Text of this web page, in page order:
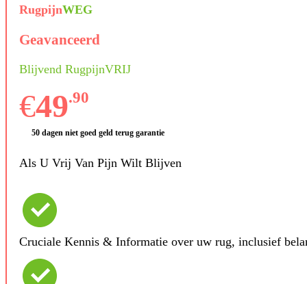
RugpijnWEG
Geavanceerd
Blijvend RugpijnVRIJ
€49.90
50 dagen niet goed geld terug garantie
Als U Vrij Van Pijn Wilt Blijven
Cruciale Kennis & Informatie over uw rug, inclusief